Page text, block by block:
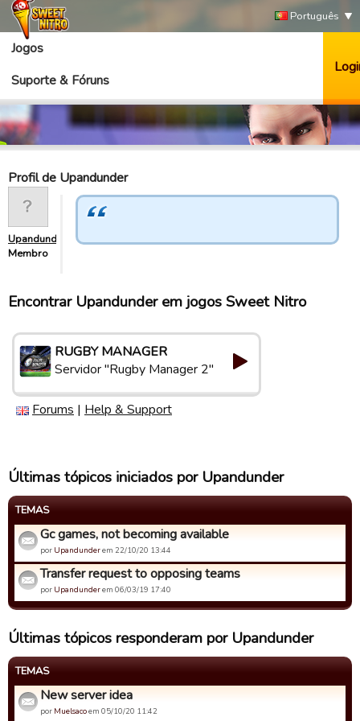
Português
Jogos
Suporte & Fóruns
Profil de Upandunder
Upandunder
Membro
Encontrar Upandunder em jogos Sweet Nitro
RUGBY MANAGER
Servidor "Rugby Manager 2"
Forums | Help & Support
Últimas tópicos iniciados por Upandunder
TEMAS
Gc games, not becoming available
por Upandunderem 22/10/20 13:44
Transfer request to opposing teams
por Upandunderem 06/03/19 17:40
Últimas tópicos responderam por Upandunder
TEMAS
New server idea
por Muelsacoem 05/10/20 11:42